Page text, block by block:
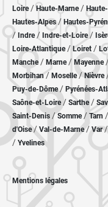
Loire/Haute-Marne/
Hautes-Alpes/ Hautes-
/ Indre/ Indre-et-Loire/
Loire-Atlantique/ Loiret /
Manche/ Marne/ Mayenne
Morbihan/ Moselle/ Nièvre
Puy-de-Dôme/ Pyrénées-
Saône-et-Loire/ Sarthe/
Saint-Denis /Somme/ Tarn /
d'Oise/ Val-de-Marne/Var
/ Yvelines
Mentions légales